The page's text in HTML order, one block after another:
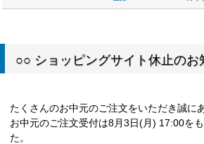
○○ ショッピングサイト休止のお
たくさんのお中元のご注文をいただき誠に
お中元のご注文受付は8月3日(月) 17:00を
た。